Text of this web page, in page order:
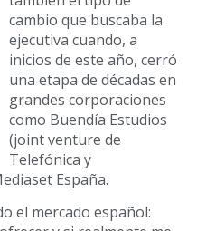
cambio que buscaba la
ejecutiva cuando, a
inicios de este año, cerró
una etapa de décadas en
grandes corporaciones
como Buendía Estudios
(joint venture de
Telefónica y
España.
el mercado español: